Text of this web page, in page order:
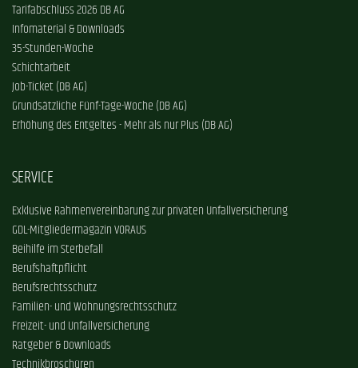
Tarifabschluss 2026 DB AG
Infomaterial & Downloads
35-Stunden-Woche
Schichtarbeit
Job-Ticket (DB AG)
Grundsätzliche Fünf-Tage-Woche (DB AG)
Erhöhung des Entgeltes - Mehr als nur Plus (DB AG)
SERVICE
Exklusive Rahmenvereinbarung zur privaten Unfallversicherung
GDL-Mitgliedermagazin VORAUS
Beihilfe im Sterbefall
Berufshaftpflicht
Berufsrechtsschutz
Familien- und Wohnungsrechtsschutz
Freizeit- und Unfallversicherung
Ratgeber & Downloads